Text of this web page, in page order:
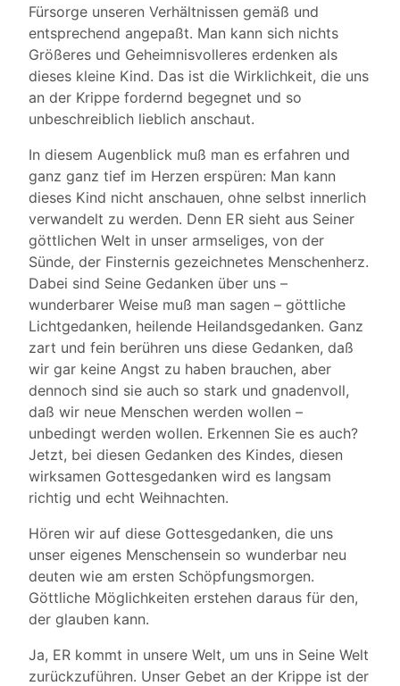
Fürsorge unseren Verhältnissen gemäß und
entsprechend angepaßt. Man kann sich nichts
Größeres und Geheimnisvolleres erdenken als
dieses kleine Kind. Das ist die Wirklichkeit, die uns
an der Krippe fordernd begegnet und so
unbeschreiblich lieblich anschaut.
In diesem Augenblick muß man es erfahren und
ganz ganz tief im Herzen erspüren: Man kann
dieses Kind nicht anschauen, ohne selbst innerlich
verwandelt zu werden. Denn ER sieht aus Seiner
göttlichen Welt in unser armseliges, von der
Sünde, der Finsternis gezeichnetes Menschenherz.
Dabei sind Seine Gedanken über uns –
wunderbarer Weise muß man sagen – göttliche
Lichtgedanken, heilende Heilandsgedanken. Ganz
zart und fein berühren uns diese Gedanken, daß
wir gar keine Angst zu haben brauchen, aber
dennoch sind sie auch so stark und gnadenvoll,
daß wir neue Menschen werden wollen –
unbedingt werden wollen. Erkennen Sie es auch?
Jetzt, bei diesen Gedanken des Kindes, diesen
wirksamen Gottesgedanken wird es langsam
richtig und echt Weihnachten.
Hören wir auf diese Gottesgedanken, die uns
unser eigenes Menschensein so wunderbar neu
deuten wie am ersten Schöpfungsmorgen.
Göttliche Möglichkeiten erstehen daraus für den,
der glauben kann.
Ja, ER kommt in unsere Welt, um uns in Seine Welt
zurückzuführen. Unser Gebet an der Krippe ist der